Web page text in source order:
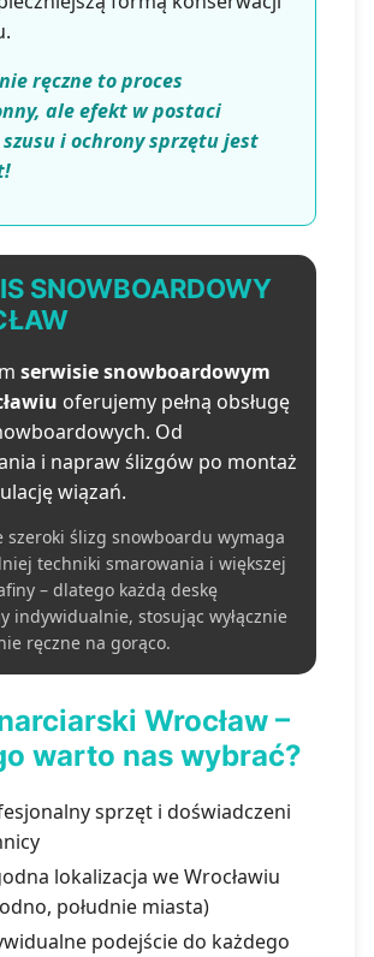
ręczne to proces
ale efekt w postaci
szusu i ochrony sprzętu jest
SNOWBOARDOWY
serwisie snowboardowym
oferujemy pełną obsługę
Od
i napraw ślizgów po montaż
wiązań.
szeroki ślizg snowboardu wymaga
techniki smarowania i większej
– dlatego każdą deskę
indywidualnie, stosując wyłącznie
ręczne na gorąco.
Wrocław –
warto nas wybrać?
sprzęt i doświadczeni
lokalizacja we Wrocławiu
południe miasta)
podejście do każdego